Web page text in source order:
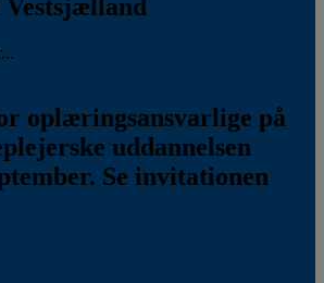
oplæringsansvarlige på
uddannelsen
Se invitationen